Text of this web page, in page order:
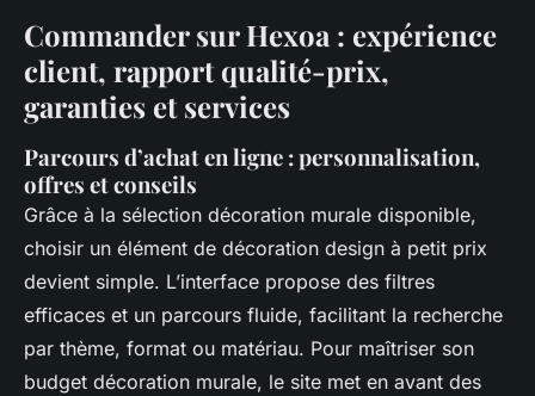
Commander sur Hexoa : expérience
client, rapport qualité-prix,
garanties et services
Parcours d’achat en ligne : personnalisation,
offres et conseils
Grâce à la sélection décoration murale disponible,
choisir un élément de décoration design à petit prix
devient simple. L’interface propose des filtres
efficaces et un parcours fluide, facilitant la recherche
par thème, format ou matériau. Pour maîtriser son
budget décoration murale, le site met en avant des